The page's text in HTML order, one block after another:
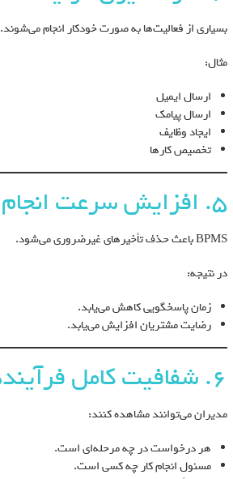
بسیاری از فعالیت‌ها به صورت خودکار انجام می‌شوند.
مثال:
ارسال ایمیل
ارسال پیامک
ایجاد وظایف
تخصیص کارها
5. افزایش سرعت انجام کارها
BPMS باعث حذف تأخیرهای غیرضروری می‌شود.
در نتیجه:
زمان پاسخگویی کاهش می‌یابد.
رضایت مشتریان افزایش می‌یابد.
6. شفافیت کامل فرآیندها
مدیران می‌توانند مشاهده کنند:
هر درخواست در چه مرحله‌ای است.
مسئول انجام کار چه کسی است.